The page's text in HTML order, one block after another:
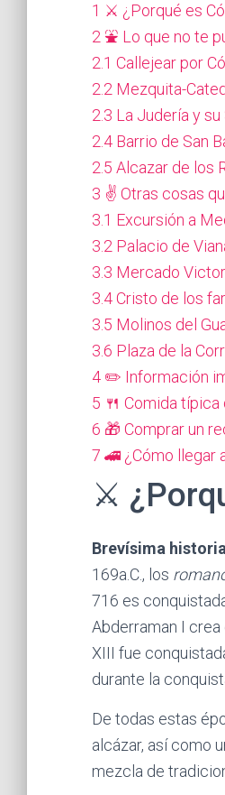
1 ⚔️ ¿Porqué es
2 ⛲️ Lo que no te
2.1 Callejear por
2.2 Mezquita-
2.3 La Judería y su
2.4 Barrio de San
2.5 Alcazar de los
3 ✌️ Otras cosas
3.1 Excursión a
3.2 Palacio de
3.3 Mercado
3.4Cristo de los
3.5 Molinos del
3.6 Plaza de la
4 ✏️ Información
5 🍴 Comida típica
6 🎁 Comprar un
7 🚄 ¿Cómo llegar
⚔️
Brevísima
169a.C., los
716 es
Abderraman I
XIII fue
durante la
De todas estas
alcázar, así como
mezcla de